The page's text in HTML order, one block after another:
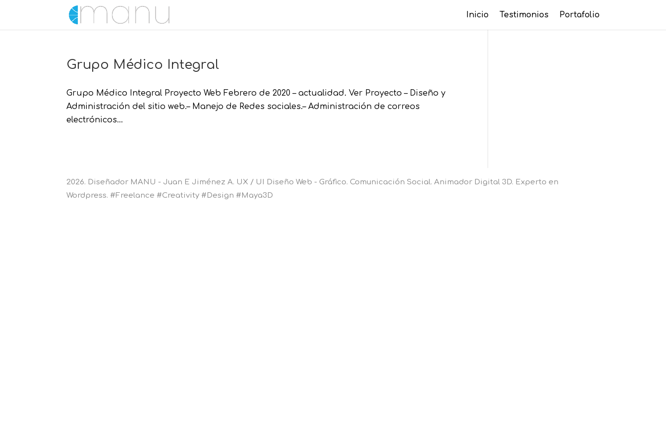
Inicio Testimonios Portafolio
Grupo Médico Integral
Grupo Médico Integral Proyecto Web Febrero de 2020 – actualidad. Ver Proyecto – Diseño y
Administración del sitio web.– Manejo de Redes sociales.– Administración de correos
electrónicos...
2026. Diseñador MANU - Juan E Jiménez A. UX / UI Diseño Web - Gráfico. Comunicación Social. Animador Digital 3D. Experto en
Wordpress. #Freelance #Creativity #Design #Maya3D